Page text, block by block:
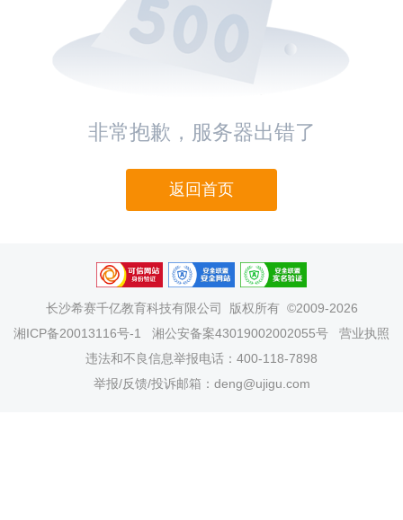
非常抱歉，服务器出错了
返回首页
长沙希赛千亿教育科技有限公司
版权所有 ©2009-2026
湘ICP备20013116号-1
湘公安备案43019002002055号
营业执照
违法和不良信息举报电话：400-118-7898
举报/反馈/投诉邮箱：deng@ujigu.com